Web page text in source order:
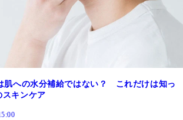
肌への水分補給ではない？ これだけは知っ
スキンケア